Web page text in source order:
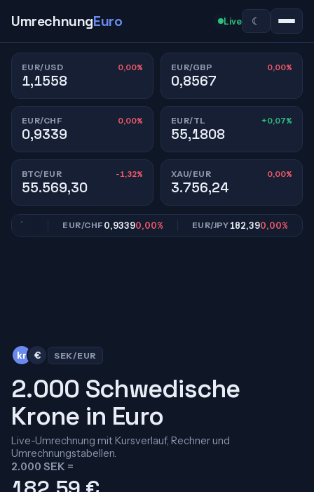
UmrechnungEuro Live ☾
EUR/USD 0,00%
1,1558
EUR/GBP 0,00%
0,8567
EUR/CHF 0,00%
0,9339
EUR/TL +0,07%
55,1808
BTC/EUR -1,32%
55.569,30
XAU/EUR 0,00%
3.756,24
EUR/CHF0,93390,00% EUR/JPY182,390,00%
kr € SEK/EUR
2.000 Schwedische
Krone in Euro
Live-Umrechnung mit Kursverlauf, Rechner und
Umrechnungstabellen.
2.000 SEK =